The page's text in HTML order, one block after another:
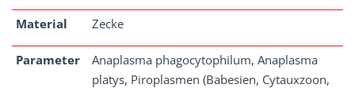
Material Zecke
Parameter
Anaplasma phagocytophilum, Anaplasma
platys, Piroplasmen (Babesien, Cytauxzoon,